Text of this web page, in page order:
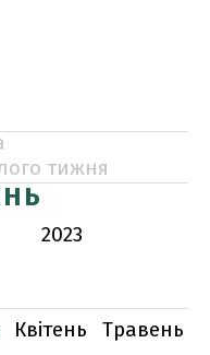
тижня
2023
Квітень
Травень